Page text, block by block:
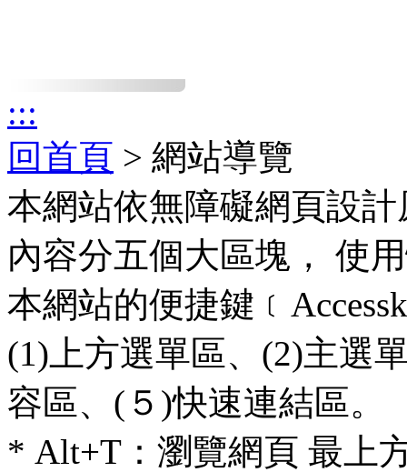
:::
回首頁 > 網站導覽
本網站依無障礙網頁設
內容分五個大區塊， 使
本網站的便捷鍵
(1)上方選單區、(2)主選
容區、(５)快速連結區。
* Alt+T：瀏覽網頁 最上